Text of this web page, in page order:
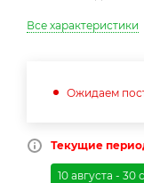
Все характеристики
Ожидаем
Текущие
10 августа - 30